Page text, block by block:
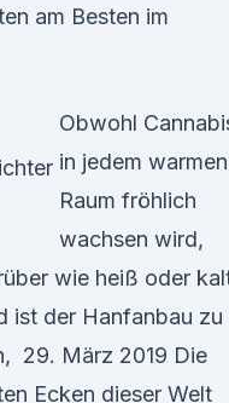
am Besten im
Obwohl
in jedem warmen
Raum fröhlich
wachsen wird,
wie heiß oder
ist der Hanfanbau zu
29. März 2019 Die
Ecken dieser Welt